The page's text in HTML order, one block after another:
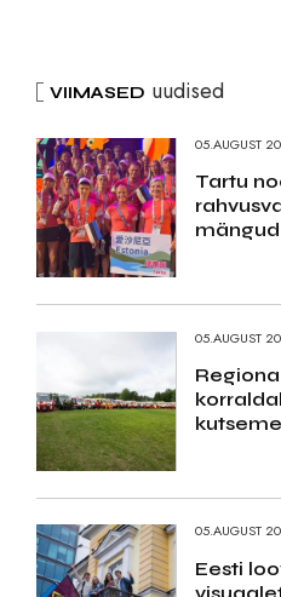
VIIMASED uudised
05.AUGUST
Tartu
05.AUGUST
05.AUGUST
Eesti